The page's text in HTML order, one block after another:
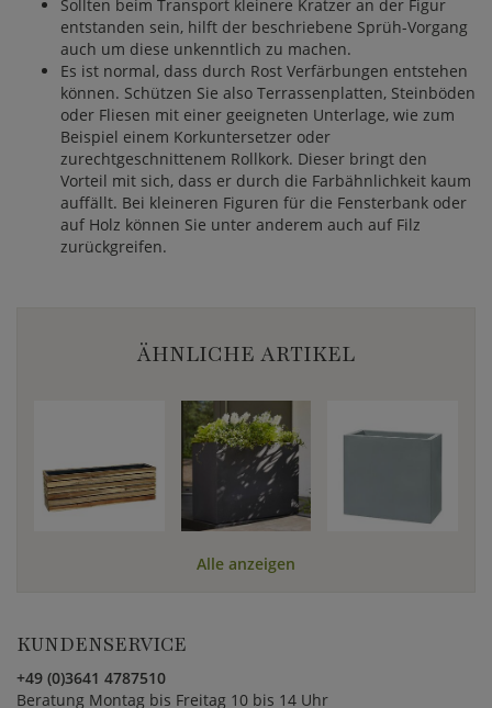
Sollten beim Transport kleinere Kratzer an der Figur
entstanden sein, hilft der beschriebene Sprüh-Vorgang
auch um diese unkenntlich zu machen.
Es ist normal, dass durch Rost Verfärbungen entstehen
können. Schützen Sie also Terrassenplatten, Steinböden
oder Fliesen mit einer geeigneten Unterlage, wie zum
Beispiel einem Korkuntersetzer oder
zurechtgeschnittenem Rollkork. Dieser bringt den
Vorteil mit sich, dass er durch die Farbähnlichkeit kaum
auffällt. Bei kleineren Figuren für die Fensterbank oder
auf Holz können Sie unter anderem auch auf Filz
zurückgreifen.
ÄHNLICHE ARTIKEL
Alle anzeigen
KUNDENSERVICE
+49 (0)3641 4787510
Beratung Montag bis Freitag 10 bis 14 Uhr